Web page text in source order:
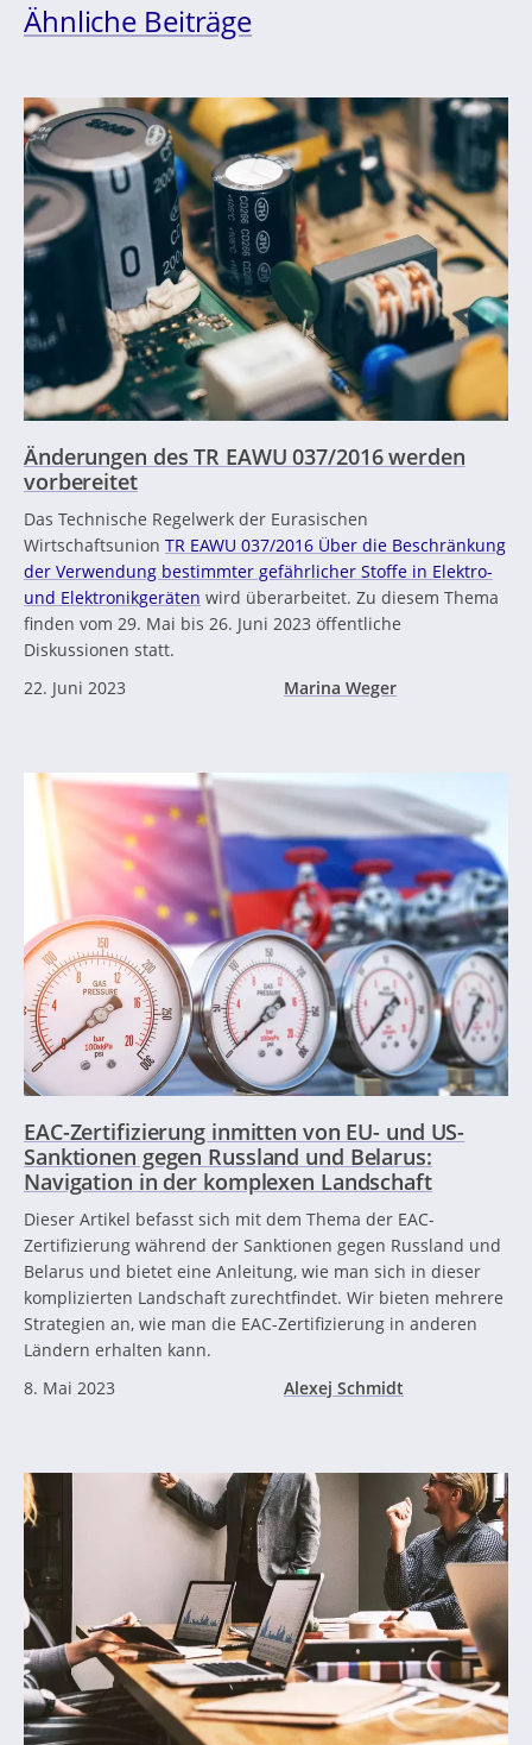
Ähnliche Beiträge
Änderungen des TR EAWU 037/2016 werden
vorbereitet
Das Technische Regelwerk der Eurasischen
Wirtschaftsunion TR EAWU 037/2016 Über die Beschränkung
der Verwendung bestimmter gefährlicher Stoffe in Elektro-
und Elektronikgeräten wird überarbeitet. Zu diesem Thema
finden vom 29. Mai bis 26. Juni 2023 öffentliche
Diskussionen statt.
22. Juni 2023
Marina Weger
EAC-Zertifizierung inmitten von EU- und US-
Sanktionen gegen Russland und Belarus:
Navigation in der komplexen Landschaft
Dieser Artikel befasst sich mit dem Thema der EAC-
Zertifizierung während der Sanktionen gegen Russland und
Belarus und bietet eine Anleitung, wie man sich in dieser
komplizierten Landschaft zurechtfindet. Wir bieten mehrere
Strategien an, wie man die EAC-Zertifizierung in anderen
Ländern erhalten kann.
8. Mai 2023
Alexej Schmidt